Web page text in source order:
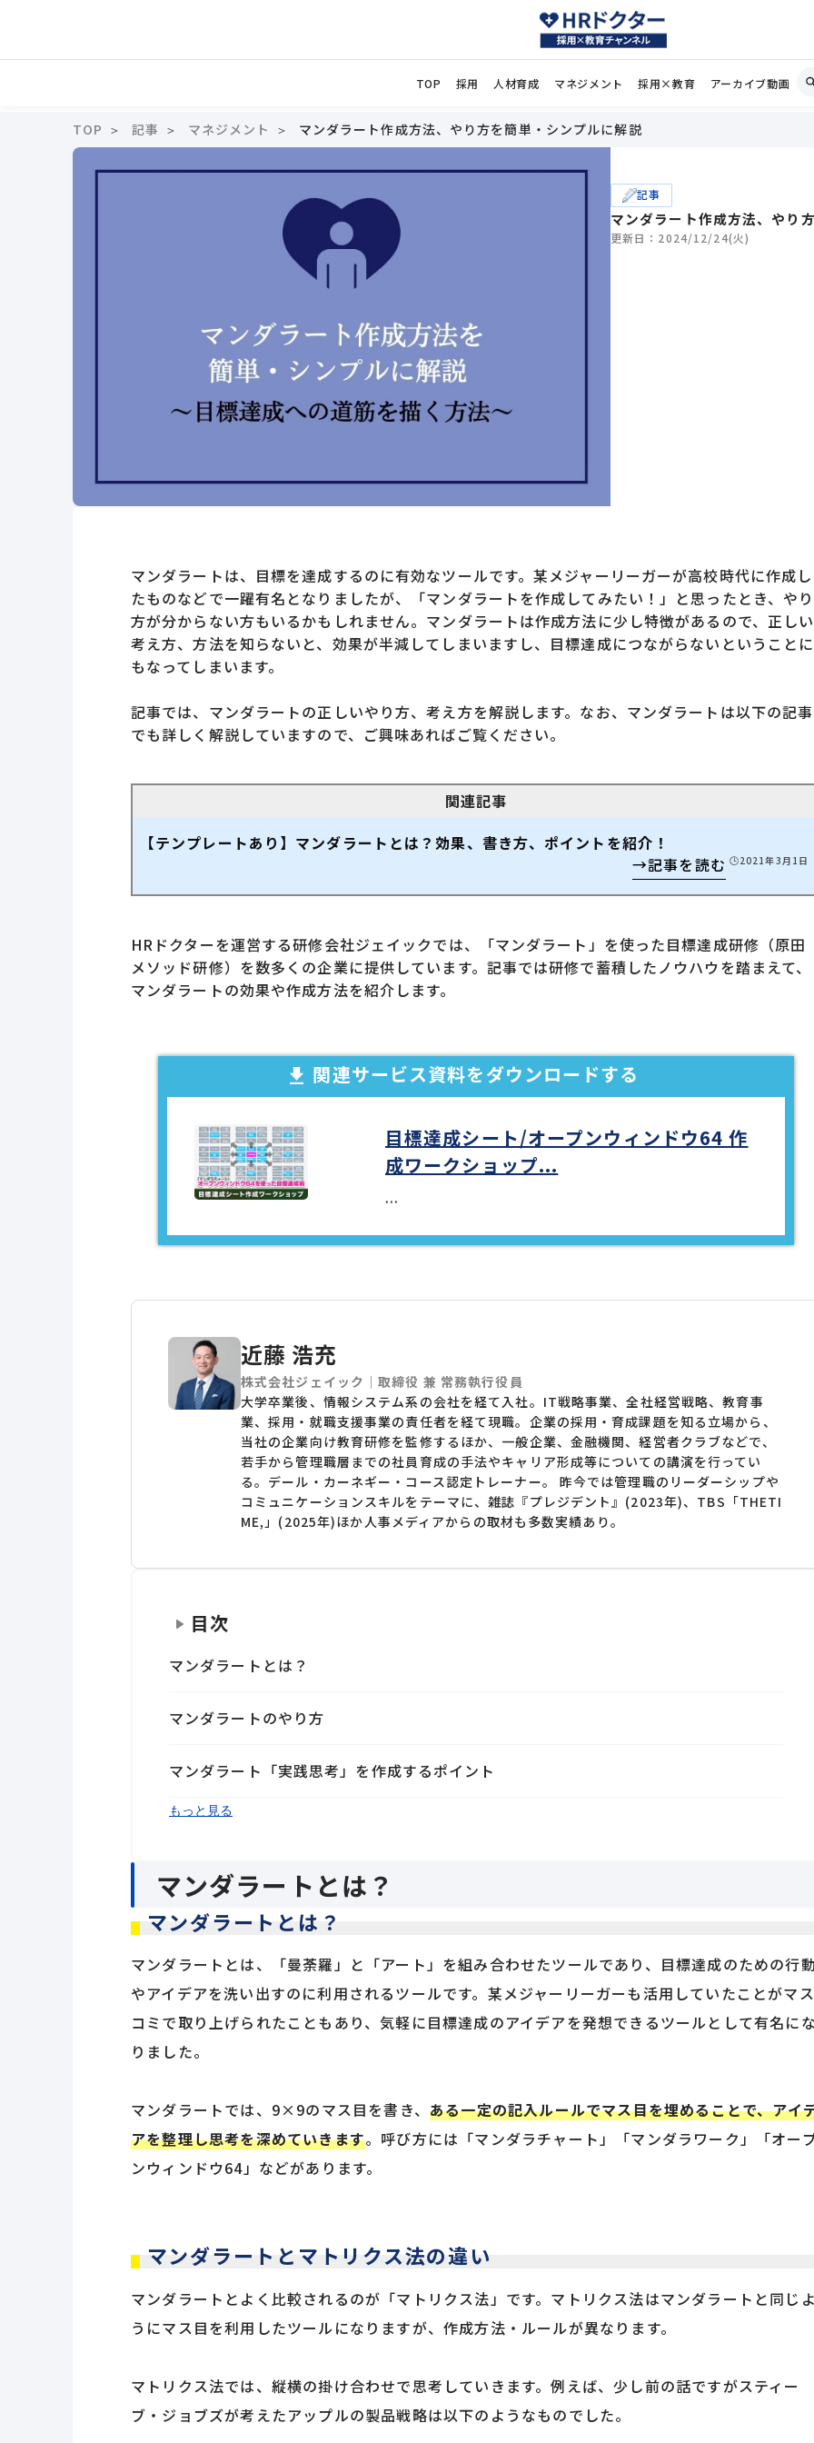
TOP 採用 人材育成 マネジメント 採用×教育 アーカイブ動画
TOP 記事 マネジメント マンダラート作成方法、やり方を簡単・シンプルに解説
記事
マンダラート作成方法、やり
更新日：2024/12/24(火)
マンダラートは、目標を達成するのに有効なツールです。某メジャーリーガーが高校時代に作成し
たものなどで一躍有名となりましたが、「マンダラートを作成してみたい！」と思ったとき、やり
方が分からない方もいるかもしれません。マンダラートは作成方法に少し特徴があるので、正しい
考え方、方法を知らないと、効果が半減してしまいますし、目標達成につながらないということに
もなってしまいます。
記事では、マンダラートの正しいやり方、考え方を解説します。なお、マンダラートは以下の記事
でも詳しく解説していますので、ご興味あればご覧ください。
【テンプレートあり】マンダラートとは？効果、書き方、ポイントを紹介！
🕒️2021年3月1日
HRドクターを運営する研修会社ジェイックでは、「マンダラート」を使った目標達成研修（原田
メソッド研修）を数多くの企業に提供しています。記事では研修で蓄積したノウハウを踏まえて、
マンダラートの効果や作成方法を紹介します。
関連サービス資料をダウンロードする
目標達成シート/オープンウィンドウ64 作
成ワークショップ...
...
近藤 浩充
株式会社ジェイック｜取締役 兼 常務執行役員
大学卒業後、情報システム系の会社を経て入社。IT戦略事業、全社経営戦略、教育事
業、採用・就職支援事業の責任者を経て現職。企業の採用・育成課題を知る立場から、
当社の企業向け教育研修を監修するほか、一般企業、金融機関、経営者クラブなどで、
若手から管理職層までの社員育成の手法やキャリア形成等についての講演を行ってい
る。デール・カーネギー・コース認定トレーナー。 昨今では管理職のリーダーシップや
コミュニケーションスキルをテーマに、雑誌『プレジデント』(2023年)、TBS「THETI
ME,」(2025年)ほか人事メディアからの取材も多数実績あり。
目次
マンダラートとは？
マンダラートのやり方
マンダラート「実践思考」を作成するポイント
マンダラートを作成する効果
終わりに「成功は技術である」
もっと見る
マンダラートとは？
マンダラートとは？
マンダラートとは、「曼荼羅」と「アート」を組み合わせたツールであり、目標達成のための行動
やアイデアを洗い出すのに利用されるツールです。某メジャーリーガーも活用していたことがマス
コミで取り上げられたこともあり、気軽に目標達成のアイデアを発想できるツールとして有名にな
りました。
マンダラートでは、9×9のマス目を書き、ある一定の記入ルールでマス目を埋めることで、アイ
アを整理し思考を深めていきます。呼び方には「マンダラチャート」「マンダラワーク」「オー
ンウィンドウ64」などがあります。
マンダラートとマトリクス法の違い
マンダラートとよく比較されるのが「マトリクス法」です。マトリクス法はマンダラートと同じよ
うにマス目を利用したツールになりますが、作成方法・ルールが異なります。
マトリクス法では、縦横の掛け合わせで思考していきます。例えば、少し前の話ですがスティー
ブ・ジョブズが考えたアップルの製品戦略は以下のようなものでした。